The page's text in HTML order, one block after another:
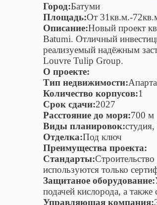
Город:Батуми
Площадь:От 31кв.м.-
Описание:Новый проект
Batumi. Отличный
реализуемый надёжным
Louvre Tulip Group.
О проекте:
Тип недвижимости:
Количество корпусов:1
Срок сдачи:2027
Расстояние до моря:700 м
Виды планировок:студия,
Отделка:Под ключ
Преимущества проекта:
Стандарты:
используются только
Защитаное оборудование:
подачей кислорода, а также
Управляющая компания: